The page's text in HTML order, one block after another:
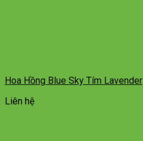
Hoa Hồng Blue Sky Tím Lavender
Liên hệ